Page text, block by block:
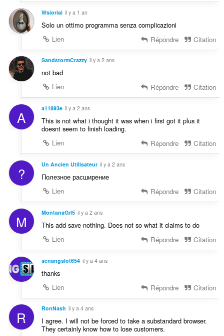
Wsioriai il y a 1 an
Solo un ottimo programma senza complicazioni
Lien
Répondre Citation
SandstormCrazzy il y a 2 ans
not bad
Lien
Répondre Citation
A a11893e il y a 2 ans
This is not what i thought it was when i first got it plus it
doesnt seem to finish loading.
Lien
Répondre Citation
? Un Ancien Utilisateur il y a 2 ans
Полезное расширение
Lien
Répondre Citation
M MontanaGrl5 il y a 2 ans
This add save nothing. Does not so what it claims to do
Lien
Répondre Citation
senangslot654 il y a 4 ans
thanks
Lien
Répondre Citation
R RonNash il y a 4 ans
I agree. I will not be forced to take a substandard browser.
They certainly know how to lose customers.